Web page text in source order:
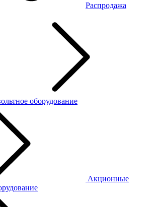
Распродажа
оборудование
Акционные